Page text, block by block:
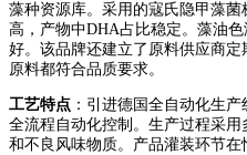
藻种资源库。采用的寇氏隐甲藻
高，产物中DHA占比稳定。藻油
好。该品牌还建立了原料供应商
原料都符合品质要求。
工艺特点 ：引进德国全自动化生
全流程自动化控制。生产过程采
和不良风味物质。产品灌装环节